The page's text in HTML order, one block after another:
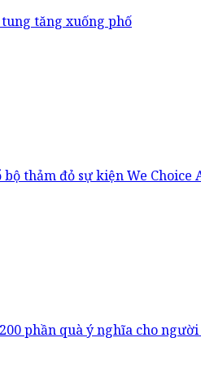
tăng xuống phố
thảm đỏ sự kiện We Choice
phần quà ý nghĩa cho